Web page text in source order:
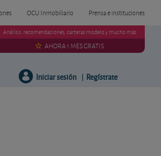
OCU Inmobiliario Prensa e instituciones
Análisis, recomendaciones, carteras modelo y mucho más
AHORA 1 MES GRATIS
Iniciar sesión | Regístrate